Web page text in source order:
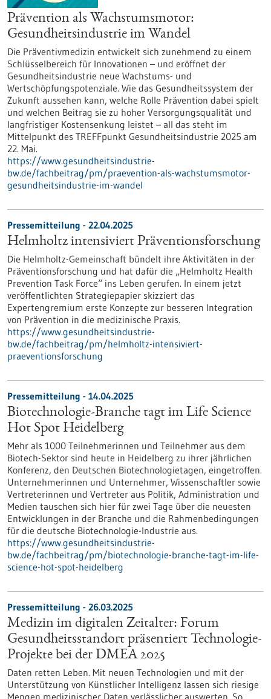
Prävention als Wachstumsmotor:
Gesundheitsindustrie im Wandel
Die Präventivmedizin entwickelt sich zunehmend zu einem
Schlüsselbereich für Innovationen – und eröffnet der
Gesundheitsindustrie neue Wachstums- und
Wertschöpfungspotenziale. Wie das Gesundheitssystem der
Zukunft aussehen kann, welche Rolle Prävention dabei spielt
und welchen Beitrag sie zu hoher Versorgungsqualität und
langfristiger Kostensenkung leistet – all das steht im
Mittelpunkt des TREFFpunkt Gesundheitsindustrie 2025 am
22. Mai.
https://www.gesundheitsindustrie-
bw.de/fachbeitrag/pm/praevention-als-wachstumsmotor-
gesundheitsindustrie-im-wandel
Pressemitteilung - 22.04.2025
Helmholtz intensiviert Präventionsforschung
Die Helmholtz-Gemeinschaft bündelt ihre Aktivitäten in der
Präventionsforschung und hat dafür die „Helmholtz Health
Prevention Task Force“ ins Leben gerufen. In einem jetzt
veröffentlichten Strategiepapier skizziert das
Expertengremium erste Konzepte zur besseren Integration
von Prävention in die medizinische Praxis.
https://www.gesundheitsindustrie-
bw.de/fachbeitrag/pm/helmholtz-intensiviert-
praeventionsforschung
Pressemitteilung - 14.04.2025
Biotechnologie-Branche tagt im Life Science
Hot Spot Heidelberg
Mehr als 1000 Teilnehmerinnen und Teilnehmer aus dem
Biotech-Sektor sind heute in Heidelberg zu ihrer jährlichen
Konferenz, den Deutschen Biotechnologietagen, eingetroffen.
Unternehmerinnen und Unternehmer, Wissenschaftler sowie
Vertreterinnen und Vertreter aus Politik, Administration und
Medien tauschen sich hier für zwei Tage über die neuesten
Entwicklungen in der Branche und die Rahmenbedingungen
für die deutsche Biotechnologie-Industrie aus.
https://www.gesundheitsindustrie-
bw.de/fachbeitrag/pm/biotechnologie-branche-tagt-im-life-
science-hot-spot-heidelberg
Pressemitteilung - 26.03.2025
Medizin im digitalen Zeitalter: Forum
Gesundheitsstandort präsentiert Technologie-
Projekte bei der DMEA 2025
Daten retten Leben. Mit neuen Technologien und mit der
Unterstützung von Künstlicher Intelligenz lassen sich riesige
Mengen medizinischer Daten verlässlicher auswerten. So